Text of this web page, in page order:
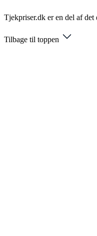
Tjekpriser.dk er en del af det
Tilbage til toppen